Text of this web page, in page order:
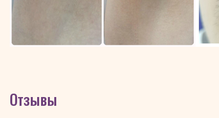
Отзывы